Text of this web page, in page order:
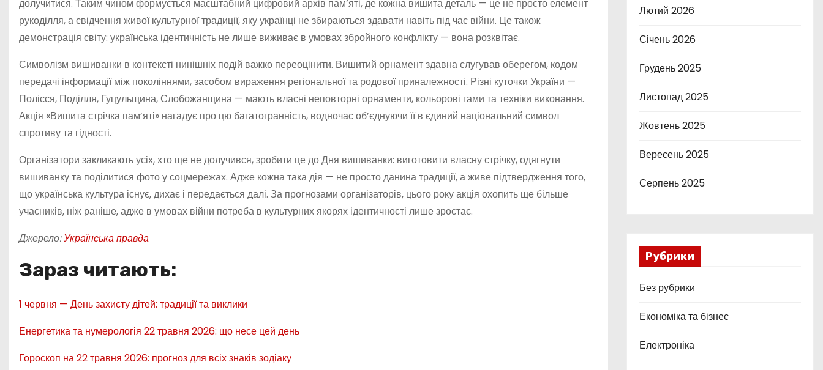
долучитися. Таким чином формується масштабний цифровий архів пам’яті, де кожна вишита деталь — це не просто елемент
рукоділля, а свідчення живої культурної традиції, яку українці не збираються здавати навіть під час війни. Це також
демонстрація світу: українська ідентичність не лише виживає в умовах збройного конфлікту — вона розквітає.
Символізм вишиванки в контексті нинішніх подій важко переоцінити. Вишитий орнамент здавна слугував оберегом, кодом
передачі інформації між поколіннями, засобом вираження регіональної та родової приналежності. Різні куточки України —
Полісся, Поділля, Гуцульщина, Слобожанщина — мають власні неповторні орнаменти, кольорові гами та техніки виконання.
Акція «Вишита стрічка пам’яті» нагадує про цю багатогранність, водночас об’єднуючи її в єдиний національний символ
спротиву та гідності.
Організатори закликають усіх, хто ще не долучився, зробити це до Дня вишиванки: виготовити власну стрічку, одягнути
вишиванку та поділитися фото у соцмережах. Адже кожна така дія — не просто данина традиції, а живе підтвердження того,
що українська культура існує, дихає і передається далі. За прогнозами організаторів, цього року акція охопить ще більше
учасників, ніж раніше, адже в умовах війни потреба в культурних якорях ідентичності лише зростає.
Джерело:Українська правда
Зараз читають:
1 червня — День захисту дітей: традиції та виклики
Енергетика та нумерологія 22 травня 2026: що несе цей день
Гороскоп на 22 травня 2026: прогноз для всіх знаків зодіаку
Лютий 2026
Січень 2026
Грудень 2025
Листопад 2025
Жовтень 2025
Вересень 2025
Серпень 2025
Рубрики
Без рубрики
Економіка та бізнес
Електроніка